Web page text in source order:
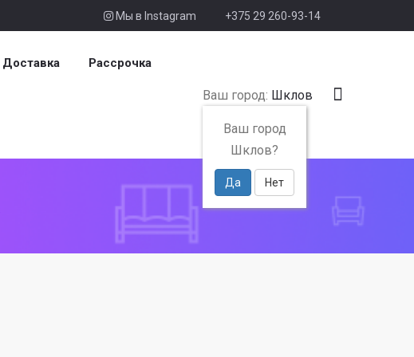
Мы в Instagram +375 29 260-93-14
Доставка Рассрочка
Ваш город: Шклов
Ваш город
Шклов?
Да Нет